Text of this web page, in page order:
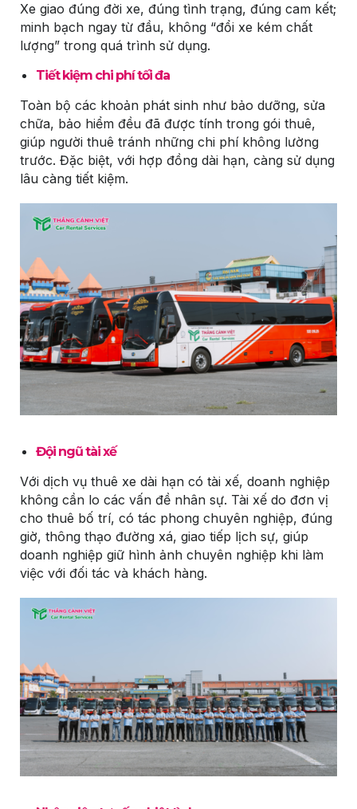
Xe giao đúng đời xe, đúng tình trạng, đúng cam kết;
minh bạch ngay từ đầu, không “đổi xe kém chất
lượng” trong quá trình sử dụng.
Tiết kiệm chi phí tối đa
Toàn bộ các khoản phát sinh như bảo dưỡng, sửa
chữa, bảo hiểm đều đã được tính trong gói thuê,
giúp người thuê tránh những chi phí không lường
trước. Đặc biệt, với hợp đồng dài hạn, càng sử dụng
lâu càng tiết kiệm.
Đội ngũ tài xế
Với dịch vụ thuê xe dài hạn có tài xế, doanh nghiệp
không cần lo các vấn đề nhân sự. Tài xế do đơn vị
cho thuê bố trí, có tác phong chuyên nghiệp, đúng
giờ, thông thạo đường xá, giao tiếp lịch sự, giúp
doanh nghiệp giữ hình ảnh chuyên nghiệp khi làm
việc với đối tác và khách hàng.